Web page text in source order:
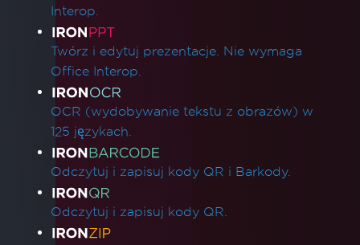
Interop.
Twórz i edytuj prezentacje. Nie wymaga
Office Interop.
OCR (wydobywanie tekstu z obrazów) w
125 językach.
Odczytuj i zapisuj kody QR i Barkody.
Odczytuj i zapisuj kody QR.